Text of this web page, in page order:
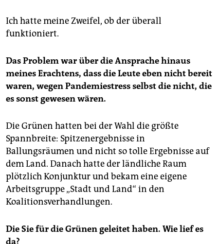
Ich hatte meine Zweifel, ob der überall
funktioniert.
Das Problem war über die Ansprache hinaus
meines Erachtens, dass die Leute eben nicht bereit
waren, wegen Pandemiestress selbst die nicht, die
es sonst gewesen wären.
Die Grünen hatten bei der Wahl die größte
Spannbreite: Spitzenergebnisse in
Ballungsräumen und nicht so tolle Ergebnisse auf
dem Land. Danach hatte der ländliche Raum
plötzlich Konjunktur und bekam eine eigene
Arbeitsgruppe „Stadt und Land“ in den
Koalitionsverhandlungen.
Die Sie für die Grünen geleitet haben. Wie lief es
da?